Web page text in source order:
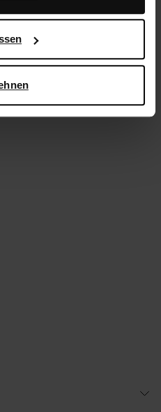
Google zu Werbe- und
Daten
Seite zur geschäftlichen